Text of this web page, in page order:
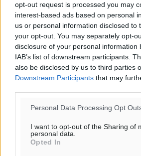
opt-out request is processed you may
interest-based ads based on personal
us or personal information disclosed to
your opt-out. You may separately opt-
disclosure of your personal information
IAB’s list of downstream participants.
also be disclosed by us to third parties
Downstream Participants that may
Personal Data Processing Opt
I want to opt-out of the Sharing of
personal data.
Opted In
της Δημοκρατικής.
o καιρός τώρα:
km/h